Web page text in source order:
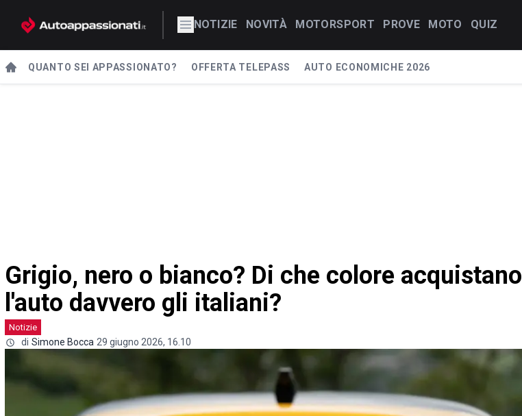
NOTIZIE NOVITÀ MOTORSPORT PROVE MOTO QUIZ
QUANTO SEI APPASSIONATO? OFFERTA TELEPASS AUTO ECONOMICHE 2026
Grigio, nero o bianco? Di che colore acquistano
l'auto davvero gli italiani?
Notizie
di Simone Bocca 29 giugno 2026, 16.10